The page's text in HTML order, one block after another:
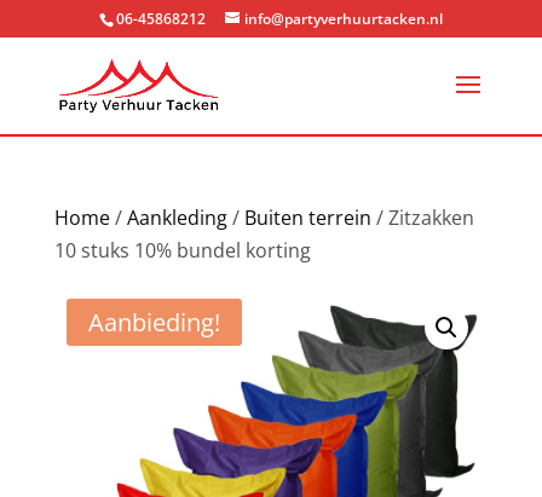
06-45868212 info@partyverhuurtacken.nl
Home/Aankleding/ Buiten terrein / Zitzakken
10 stuks 10% bundel korting
Aanbieding!